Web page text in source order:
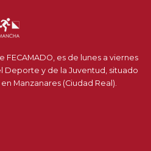
FECAMADO, es de lunes a viernes
Deporte y de la Juventud, situado
Manzanares (Ciudad Real).